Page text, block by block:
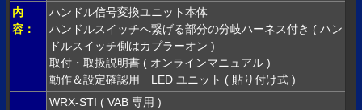
内
容：
ハンドル信号変換ユニット本体
ハンドルスイッチへ繋げる部分の分岐ハーネス付き ( ハン
ドルスイッチ側はカプラーオン )
取付・取扱説明書 ( オンラインマニュアル )
動作＆設定確認用 LED ユニット ( 貼り付け式 )
WRX-STI ( VAB 専用 )